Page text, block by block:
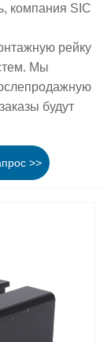
компания SIC
рейку
Мы
будут
>>